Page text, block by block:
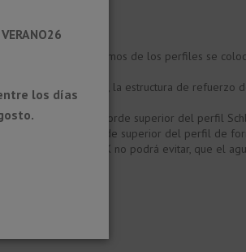
Los extremos de los perfiles se
AKS). De este modo, la estructura de refuerzo
para ello el borde superior del perfil
por debajo del borde superior del perfil de
Schlüter®-BARA-RK no podrá evitar, que el
los días